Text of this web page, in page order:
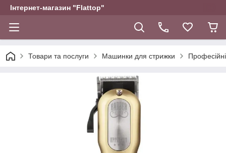
Інтернет-магазин "Flattop"
Товари та послуги Машинки для стрижки